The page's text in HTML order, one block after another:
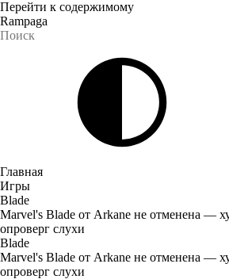
Перейти к содержимому
Rampaga
Главная
Игры
Blade
Marvel's Blade от Arkane не отменена —
опроверг слухи
Blade
Marvel's Blade от Arkane не отменена —
опроверг слухи